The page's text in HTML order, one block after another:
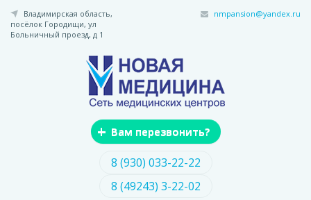
Перейти
основному
Владимирская область,
посёлок Городищи, ул
Больничный проезд, д 1
nmpansion@yandex.ru
+ Вам перезвонить?
8 (930) 033-22-22
8 (49243) 3-22-02